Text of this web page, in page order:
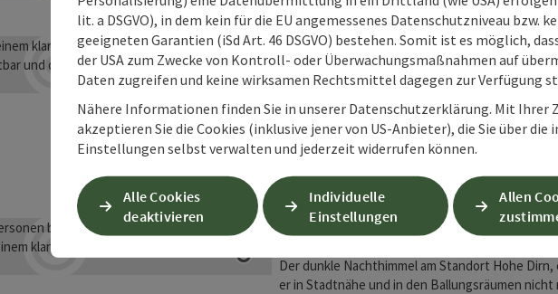
Park Hohe Dirn - Reichraming
Star Park Hohe Dirn -
Hier kann man in 1100 m Seehöhe unsere
Orientierung am Sternenhimmel erlangen und
Teleskop betrachten. Bei unseren öffentlichen
Einführung die Erklärung der Orientierung am
mit grünem Laser gezeigt. Wir werden je nach
Sternenhimmel näher mit den Teleskopen
Thema Astronomie zu beantworten.
Reichraming
Öffnungszeiten
MO Montag geöffnet
DIDienstag geöffnet
MIMittwoch geöffnet
DODonnerstag geöffnet
FRFreitag geöffnet
SASamstag geöffnet
SOSonntag geöffnet
FEFeiertag geöffnet
Copyright öffnen
Sternwarte Hohe Dirn
Der dunkle Nachthimmel am Standort Hohe
er in Stadtnähe und in den Ballungsräumen
lit. a DSGVO), in dem kein für die EU angemessenes Datenschutzniveau bzw.
geeigneten Garantien (iSd Art. 46 DSGVO) bestehen. Somit ist es möglich,
der USA zum Zwecke von Kontroll- oder Überwachungsmaßnahmen auf
Daten zugreifen und keine wirksamen Rechtsmittel dagegen zur Verfügung
Nähere Informationen finden Sie in unserer Datenschutzerklärung. Mit Ihrer
akzeptieren Sie die Cookies (inklusive jener von US-Anbieter), die Sie über die
Einstellungen selbst verwalten und jederzeit widerrufen können.
Alle Cookies
deaktivieren
Individuelle
Einstellungen
Allen